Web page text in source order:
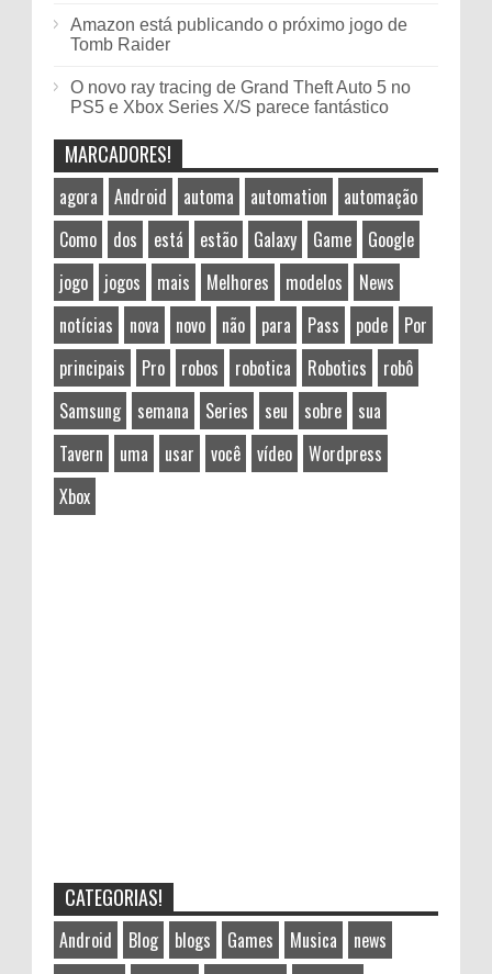
Amazon está publicando o próximo jogo de
Tomb Raider
O novo ray tracing de Grand Theft Auto 5 no
PS5 e Xbox Series X/S parece fantástico
MARCADORES!
agora Android automa automation
automação
Como
dos está estão Galaxy Game
Google
jogo
jogos mais Melhores modelos
News
notícias
nova novo não para Pass pode
Por
principais
Pro robos robotica Robotics
robô
Samsung
semana Series seu sobre
sua
Tavern
uma usar você vídeo
Wordpress
Xbox
CATEGORIAS!
Android Blog blogs Games Musica
news